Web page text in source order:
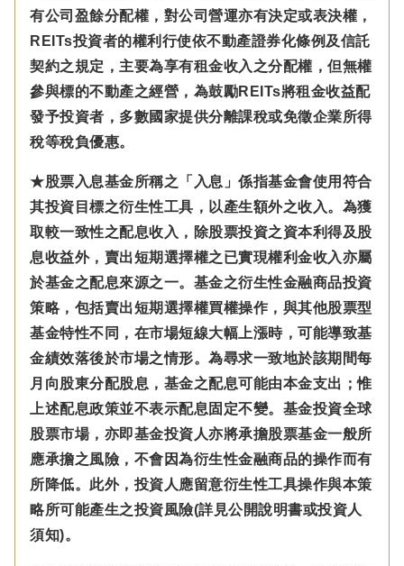
有公司盈餘分配權，對公司營運亦有決定或表決權，
REITs投資者的權利行使依不動產證券化條例及信託
契約之規定，主要為享有租金收入之分配權，但無權
參與標的不動產之經營，為鼓勵REITs將租金收益配
發予投資者，多數國家提供分離課稅或免徵企業所得
稅等稅負優惠。
★股票入息基金所稱之「入息」係指基金會使用符合
其投資目標之衍生性工具，以產生額外之收入。為獲
取較一致性之配息收入，除股票投資之資本利得及股
息收益外，賣出短期選擇權之已實現權利金收入亦屬
於基金之配息來源之一。基金之衍生性金融商品投資
策略，包括賣出短期選擇權買權操作，與其他股票型
基金特性不同，在市場短線大幅上漲時，可能導致基
金績效落後於市場之情形。為尋求一致地於該期間每
月向股東分配股息，基金之配息可能由本金支出；惟
上述配息政策並不表示配息固定不變。基金投資全球
股票市場，亦即基金投資人亦將承擔股票基金一般所
應承擔之風險，不會因為衍生性金融商品的操作而有
所降低。此外，投資人應留意衍生性工具操作與本策
略所可能產生之投資風險(詳見公開說明書或投資人
須知)。